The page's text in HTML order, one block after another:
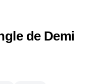
de Demi